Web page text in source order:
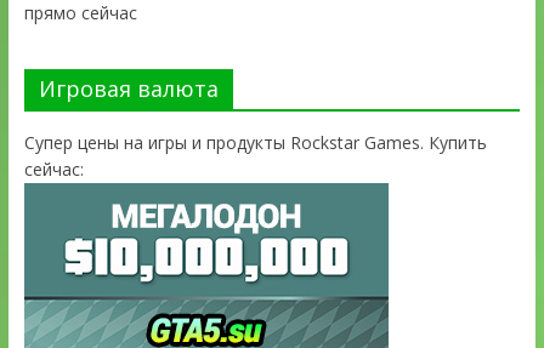
прямо сейчас
Игровая валюта
Супер цены на игры и продукты Rockstar Games. Купить
сейчас: